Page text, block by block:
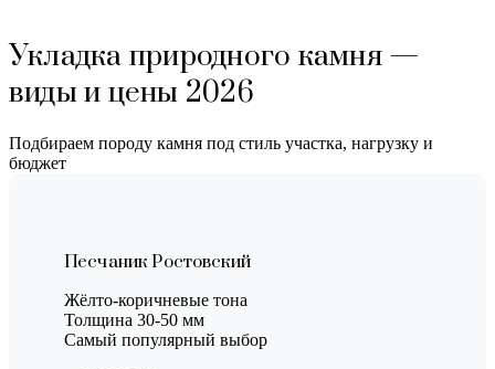
Укладка природного камня —
виды и цены 2026
Подбираем породу камня под стиль участка, нагрузку и
бюджет
Песчаник Ростовский
Жёлто-коричневые тона
Толщина 30-50 мм
Самый популярный выбор